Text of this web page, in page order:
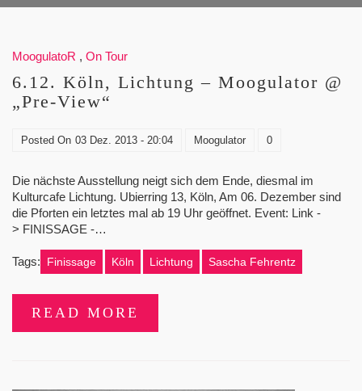
MoogulatoR , On Tour
6.12. Köln, Lichtung – Moogulator @
„Pre-View“
Posted On 03 Dez. 2013 - 20:04 Moogulator 0
Die nächste Ausstellung neigt sich dem Ende, diesmal im
Kulturcafe Lichtung. Ubierring 13, Köln, Am 06. Dezember sind
die Pforten ein letztes mal ab 19 Uhr geöffnet. Event: Link -
> FINISSAGE -…
Tags: Finissage Köln Lichtung Sascha Fehrentz
READ MORE